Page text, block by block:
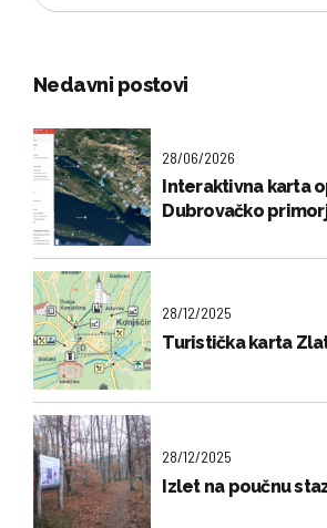
Nedavni postovi
28/06/2026
Interaktivna karta
Dubrovačko
28/12/2025
Turistička karta
28/12/2025
Izlet na poučnu